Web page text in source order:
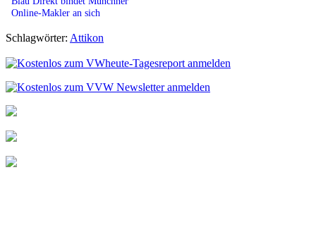
Online-Makler an sich
Schlagwörter: Attikon